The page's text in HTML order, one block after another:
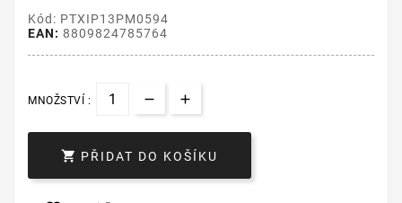
Kód: PTXIP13PM0594
EAN: 8809824785764
MNOŽSTVÍ :
 PŘIDAT DO KOŠÍKU